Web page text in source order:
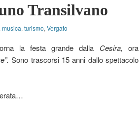
Transilvano
musica, turismo, Vergato
la festa grande dalla Cesira, ora
Sono trascorsi 15 anni dallo spettacolo